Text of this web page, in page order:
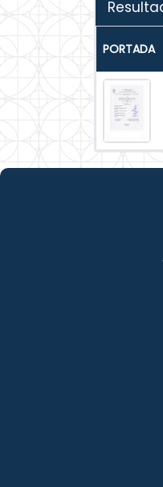
PORTADA